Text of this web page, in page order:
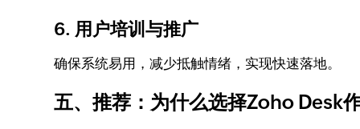
6. 用户培训与推广
确保系统易用，减少抵触情绪，实现快速落地。
五、推荐：为什么选择Zoho Desk